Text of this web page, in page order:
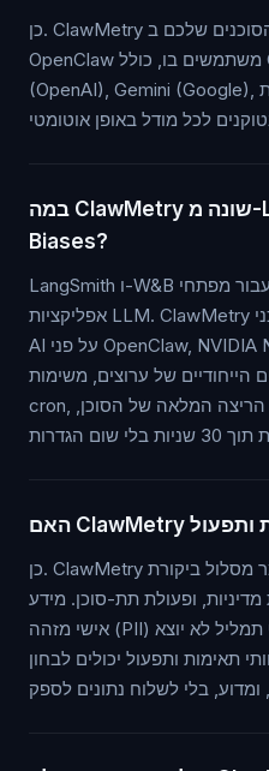
כן. ClawMetry עובד עם כל מודל שהסוכנים שלכם ב-
OpenClaw משתמשים בו, כולל Claude (Anthropic), GPT-4
(OpenAI), Gemini (Google), ואחרים. הוא עוקב אחר עלות
במה ClawMetry שונה מ-LangSmith או Weights &
Biases?
LangSmith ו-W&B הן פלטפורמות ארגוניות שנבנו עבור מפתחי
אפליקציות LLM. ClawMetry נבנה במיוחד עבור מפעילי סוכני
AI על פני OpenClaw, NVIDIA NemoClaw ועוד 15 סביבות
הייחודיים של ערוצים, משימות
cron, תת-סוכנים, קובצי זיכרון וסביבת הריצה המלאה של הסוכן,
כן. ClawMetry רץ כולו על המחשב שלכם ושומר מסלול ביקורת
ופעולת תת-סוכן. מידע
אישי מזהה (PII) נשאר על המכשיר משום שאף תמליל לא יוצא
תאימות ותפעול יכולים לבחון